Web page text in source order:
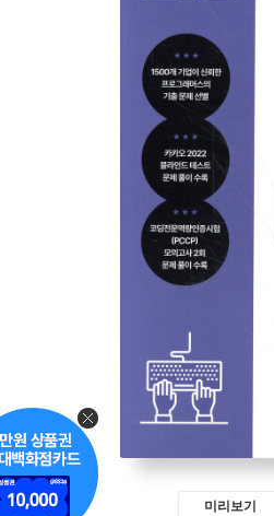
미리보기